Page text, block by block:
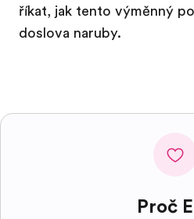
říkat, jak tento výměnný
doslova naruby.
Proč